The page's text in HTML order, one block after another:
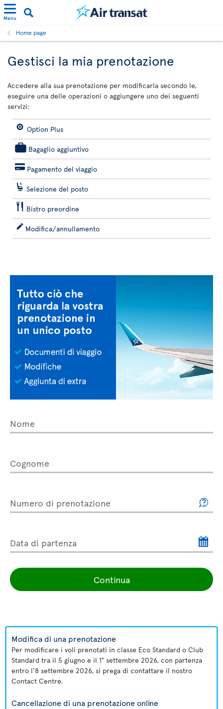
Menu
Home page
Gestisci la mia prenotazione
Accedere alla sua prenotazione per modificarla secondo le,
eseguire una delle operazioni o aggiungere uno dei seguenti
servizi:
Option Plus
Bagaglio aggiuntivo
Pagamento del viaggio
Selezione del posto
Bistro preordine
Modifica/annullamento
Nome
Cognome
Numero di prenotazione
Data di partenza
Continua
Modifica di una prenotazione
Per modificare i voli prenotati in classe Eco Standard o Club
Standard tra il 5 giugno e il 1° settembre 2026, con partenza
entro l'8 settembre 2026, si prega di contattare il nostro
Contact Centre.
Cancellazione di una prenotazione online